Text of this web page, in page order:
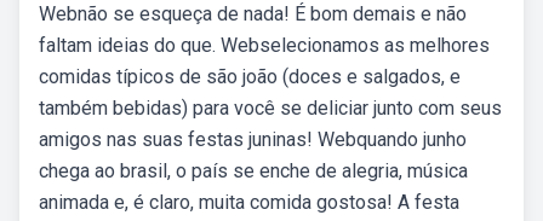
Webnão se esqueça de nada! É bom demais e não
faltam ideias do que. Webselecionamos as melhores
comidas típicos de são joão (doces e salgados, e
também bebidas) para você se deliciar junto com seus
amigos nas suas festas juninas! Webquando junho
chega ao brasil, o país se enche de alegria, música
animada e, é claro, muita comida gostosa! A festa